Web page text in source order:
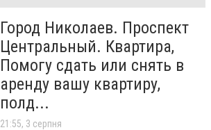
Город Николаев. Проспект
Центральный. Квартира,
Помогу сдать или снять в
аренду вашу квартиру,
полд...
21:55, 3 серпня